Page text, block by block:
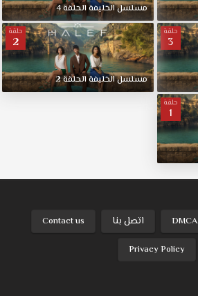
مسلسل الخليفة الحلقة 4
حلقة
3
حلقة
2
مسلسل الخليفة الحلقة 2
حلقة
1
DMCA اتصل بنا Contact us
Privacy Policy